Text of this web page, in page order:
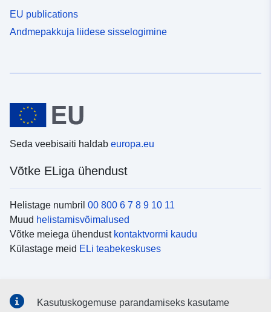
EU publications
Andmepakkuja liidese sisselogimine
Seda veebisaiti haldab europa.eu
Võtke ELiga ühendust
Helistage numbril 00 800 6 7 8 9 10 11
Muud helistamisvõimalused
Võtke meiega ühendust kontaktvormi kaudu
Külastage meid ELi teabekeskuses
Kasutuskogemuse parandamiseks kasutame